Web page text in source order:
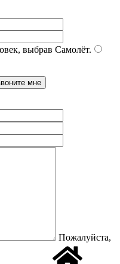
выбрав Самолёт.
Пожалуйста,